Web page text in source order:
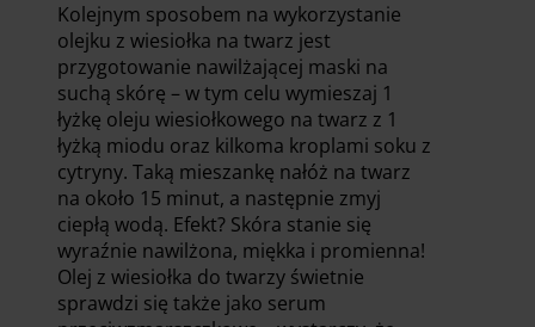
Kolejnym sposobem na wykorzystanie
olejku z wiesiołka na twarz jest
przygotowanie nawilżającej maski na
suchą skórę – w tym celu wymieszaj 1
łyżkę oleju wiesiołkowego na twarz z 1
łyżką miodu oraz kilkoma kroplami soku z
cytryny. Taką mieszankę nałóż na twarz
na około 15 minut, a następnie zmyj
ciepłą wodą. Efekt? Skóra stanie się
wyraźnie nawilżona, miękka i promienna!
Olej z wiesiołka do twarzy świetnie
sprawdzi się także jako serum